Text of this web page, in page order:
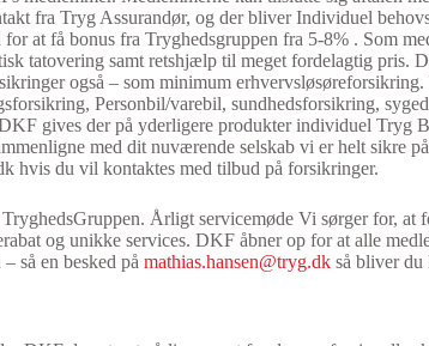
fra Tryg Assurandør, og der bliver Individuel
at få bonus fra Tryghedsgruppen fra 5-8% . Som
tatovering samt retshjælp til meget fordelagtig pris.
også – som minimum
Personbil/varebil, sundhedsforsikring,
gives der på yderligere produkter individuel Tryg
med dit nuværende selskab vi er helt sikre
hvis du vil kontaktes med tilbud på forsikringer.
Årligt servicemøde Vi sørger for, at
og unikke services. DKF åbner op for at alle
så en besked på mathias.hansen@tryg.dk så bliver du